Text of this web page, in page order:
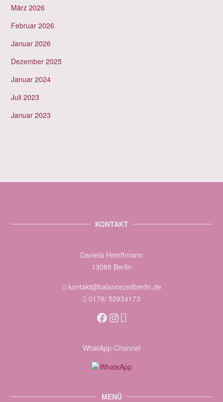
März 2026
Februar 2026
Januar 2026
Dezember 2025
Januar 2024
Juli 2023
Januar 2023
KONTAKT
Daniela Heinßmann
13088 Berlin
kontakt@balancezeitberlin.de
0176/ 52934173
Facebook
Instagram
WhatApp-Channel
MENÜ